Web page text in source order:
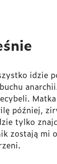
idzie
później,
tylko
zostają mi